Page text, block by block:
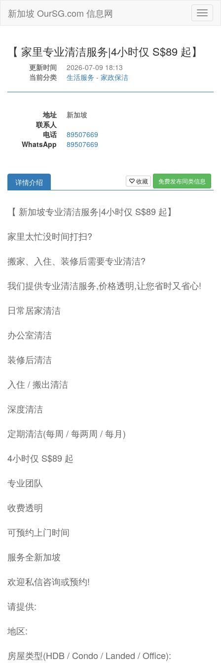
新加坡 OurSG.com 信息网
【 家里专业清洁服务|4小时仅 S$89 起】
更新时间
2026-07-09 18:13
当前分类
生活服务 - 家政保洁
地址
新加坡
联系人
电话
89507669
WhatsApp
89507669
收藏 免费发布同类信息
详情介绍
【 新加坡专业清洁服务|4小时仅 S$89 起】
家里太忙没时间打扫?
搬家、入住、装修后需要专业清洁?
我们提供专业清洁服务,价格透明,让您省时又省心!
日常居家清洁
办公室清洁
装修后清洁
入住 / 搬出清洁
深度清洁
定期清洁(每周 / 每两周 / 每月)
4小时仅 S$89 起
专业团队
收费透明
可预约上门时间
服务全新加坡
欢迎私信咨询或预约!
请提供:
地区:
房屋类型(HDB / Condo / Landed / Office):